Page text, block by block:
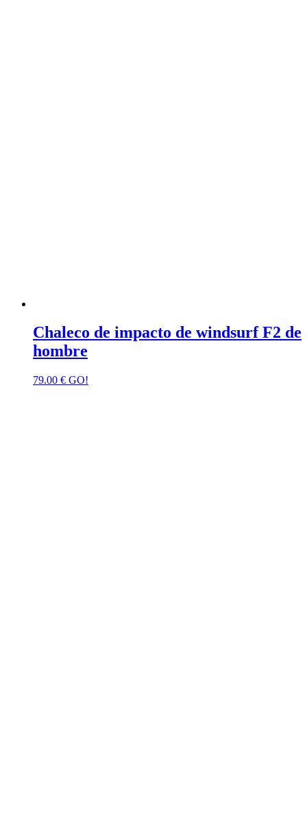
Chaleco de impacto de windsurf F2 de
hombre
79.00 € GO!